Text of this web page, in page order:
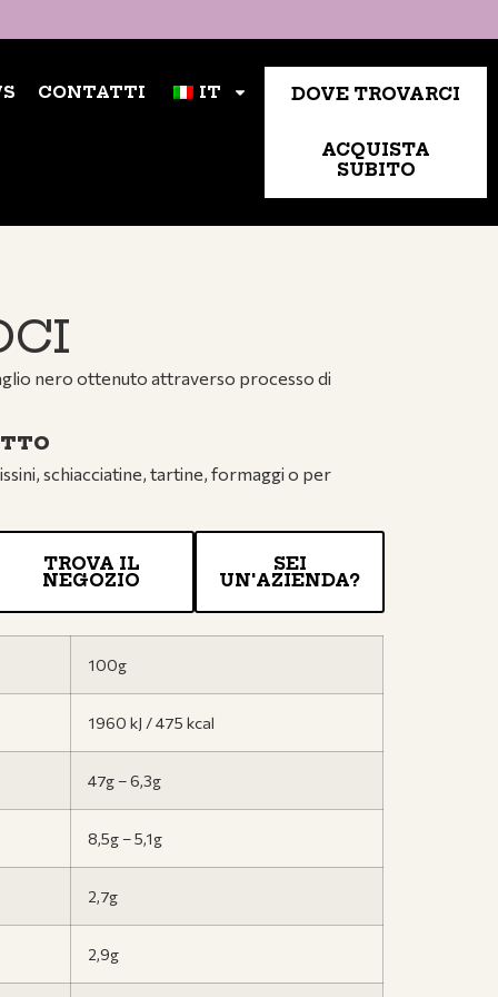
DOVE TROVARCI
ACQUISTA
SUBITO
IT
CONTATTI
DOVE TROVARCI
nero ottenuto attraverso processo di
schiacciatine, tartine, formaggi o per
TROVA IL
NEGOZIO
SEI
UN'AZIENDA?
100g
1960 kJ / 475 kcal
47g – 6,3g
8,5g – 5,1g
2,7g
2,9g